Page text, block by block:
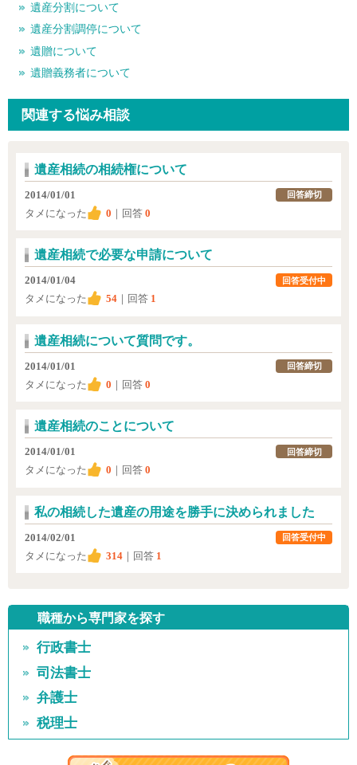
遺産分割について
遺産分割調停について
遺贈について
遺贈義務者について
関連する悩み相談
遺産相続の相続権について
2014/01/01
タメになった
0 ｜回答 0
回答締切
遺産相続で必要な申請について
2014/01/04
タメになった
54 ｜回答 1
回答受付中
遺産相続について質問です。
2014/01/01
タメになった
0 ｜回答 0
回答締切
遺産相続のことについて
2014/01/01
タメになった
0 ｜回答 0
回答締切
私の相続した遺産の用途を勝手に決められました
2014/02/01
タメになった
314 ｜回答 1
回答受付中
職種から専門家を探す
行政書士
司法書士
弁護士
税理士